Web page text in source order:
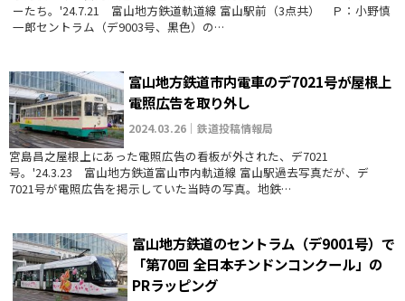
ーたち。'24.7.21 富山地方鉄道軌道線 富山駅前（3点共） Ｐ：小野慎
一郎セントラム（デ9003号、黒色）の…
富山地方鉄道市内電車のデ7021号が屋根上
電照広告を取り外し
2024.03.26｜鉄道投稿情報局
宮島昌之屋根上にあった電照広告の看板が外された、デ7021
号。'24.3.23 富山地方鉄道富山市内軌道線 富山駅過去写真だが、デ
7021号が電照広告を掲示していた当時の写真。地鉄…
富山地方鉄道のセントラム（デ9001号）で
「第70回 全日本チンドンコンクール」の
PRラッピング